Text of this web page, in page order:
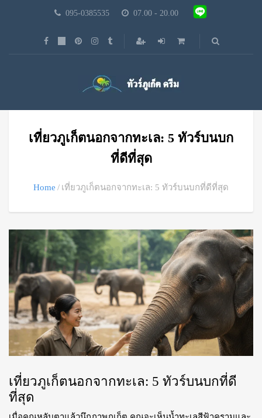
095-0385535 07.00 - 20.00
เที่ยวภูเก็ตนอกจากทะเล: 5 ทัวร์บนบก
ที่ดีที่สุด
Home เที่ยวภูเก็ตนอกจากทะเล: 5 ทัวร์บนบกที่ดีที่สุด
เที่ยวภูเก็ตนอกจากทะเล: 5 ทัวร์บนบกที่ดี
ที่สุด